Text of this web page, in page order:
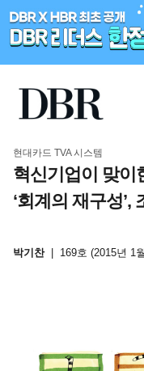
현대카드 TVA 시스템
혁신기업이 맞이
‘회계의 재구성’,
박기찬 169호 (2015년 1